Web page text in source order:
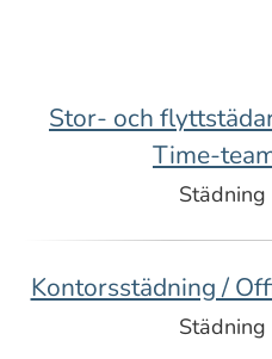
Stor- och
Time-
Städning
Kontorsstädning /
Städning